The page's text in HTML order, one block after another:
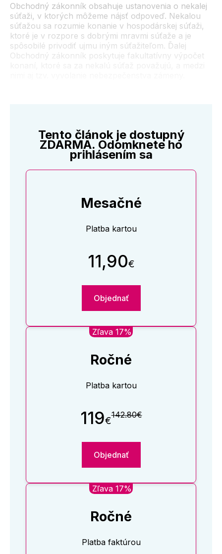
Obchodný zákonník obsahuje ustanovenia o nekalej
súťaži, v ktorých môžeme nájsť odpoveď. Nekalou
súťažou sa rozumie konanie v hospodárskej súťaži,
ktoré je v rozpore s dobrými mravmi súťaže a je
spôsobilé privodiť ujmu iným súťažiteľom. Ďalej
Obchodný zákonník poskytuje fakultatívny výpočet
Tento článok je dostupný
ZDARMA. Odomknete ho
prihlásením sa
Mesačné
Platba kartou
11,90€
Objednať
Zľava 17%
Ročné
Platba kartou
119€142.80€
Objednať
Zľava 17%
Ročné
Platba faktúrou